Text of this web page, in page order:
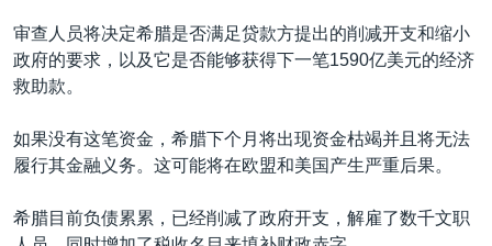
到
检
非洲
美洲
军事
劳工
国会报道
美中关系
埃博拉疫情
重要讲话与声明
VOA今日焦点
中文广播
关注我们
审查人员将决定希腊是否满足贷款方提出的削减开支和缩小
政府的要求，以及它是否能够获得下一笔1590亿美元的经济
救助款。
如果没有这笔资金，希腊下个月将出现资金枯竭并且将无法
履行其金融义务。这可能将在欧盟和美国产生严重后果。
希腊目前负债累累，已经削减了政府开支，解雇了数千文职